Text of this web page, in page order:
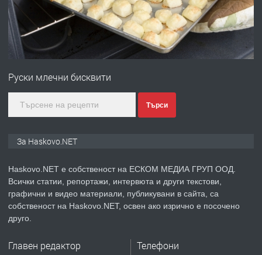
преди 3 дни
ПРЕДЛАГА
№4120 Магазин/Офис под наем в кв.
градската градина!
преди 4 дни
ПРЕДЛАГА
Продавам парцел в гр. Хасково кв.
Руски млечни бисквити
Търси
За Haskovo.NET
Haskovo.NET е собственост на ЕСКОМ МЕДИА ГРУП ООД.
Всички статии, репортажи, интервюта и други текстови,
графични и видео материали, публикувани в сайта, са
собственост на Haskovo.NET, освен ако изрично е посочено
друго.
Главен редактор Телефони